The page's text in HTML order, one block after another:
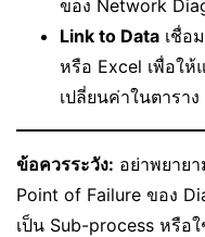
ของ Network
Link to Data เชื่อ
หรือ Excel เพื่อให้
เปลี่ยนค่าในตาราง
ข้อควรระวัง: อย่าพยาย
Point of Failure ของ
เป็น Sub-process หรือ